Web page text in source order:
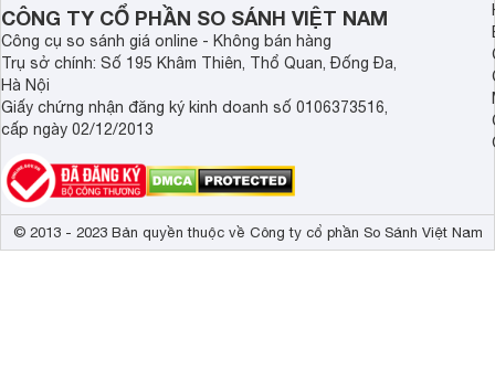
CÔNG TY CỔ PHẦN SO SÁNH VIỆT NAM
Công cụ so sánh giá online - Không bán hàng
Trụ sở chính: Số 195 Khâm Thiên, Thổ Quan, Đống Đa,
Hà Nội
Giấy chứng nhận đăng ký kinh doanh số 0106373516,
cấp ngày 02/12/2013
© 2013 - 2023 Bản quyền thuộc về Công ty cổ phần So Sánh Việt Nam